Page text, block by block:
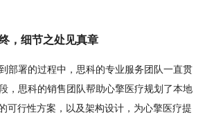
，细节之处见真章
部署的过程中，思科的专业服务团队一直贯
，思科的销售团队帮助心擎医疗规划了本地
可行性方案，以及架构设计，为心擎医疗提